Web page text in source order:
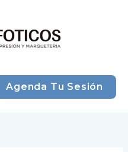
Agenda Tu Sesión